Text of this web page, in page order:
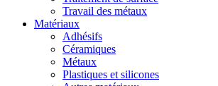
Travail des métaux
Matériaux
Adhésifs
Céramiques
Métaux
Plastiques et silicones